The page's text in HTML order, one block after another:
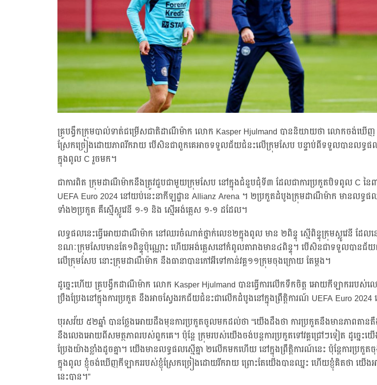
គ្រូបង្វឹកក្រុមបាល់ទាត់ជម្រើសជាតិដាណឺម៉ាក លោក Kasper Hjulmand បាននិយាយថា លោកចង់ឃើ
ស្រែកច្រៀងដោយភាពរីករាយ បើសិនជាពួកគេអាចទទួលជ័យជំនះលើក្រុមសែប បន្ទាប់ពីទទួលបានលទ្ធផ
ក្នុងពូល C រួចមក។
ជាការពិត ក្រុមដាណឺម៉ាកនឹងត្រូវជួបជាមួយក្រុមសែប នៅក្នុងជំនួបជុំទី៣ ដែលជាការប្រកួតបិទពូល C នៃពា
UEFA Euro 2024 នៅយប់នេះនាកីឡដ្ឋាន Allianz Arena ។ ២ប្រកួតដំបូងក្រុមដាណឺម៉ាក មានលទ្ធផ
ទាំង២ប្រកួត គឺស្មើស្លូវេនី ១-១ និង ស្មើអង់គ្លេស ១-១ ដដែល។
លទ្ធផលនេះធ្វើអោយដាណឺម៉ាក នៅឈរចំណាត់ថ្នាក់លេខ២ក្នុងពូល មាន ២ពិន្ទុ ស្មើពិន្ទុក្រុមស្លូវេនី ដែ
ខណៈក្រុមសែបមានតែ១ពិន្ទុប៉ុណ្ណោះ ហើយអង់គ្លេសនៅកំពូលតារាងមាន៤ពិន្ទុ។ បើសិនជាទទួលបានជ័
លើក្រុមសែប នោះក្រុមដាណឺម៉ាក នឹងធានាបានកៅអីទៅកាន់វគ្គ១១ក្រុមចុងក្រោយ តែម្តង។
ដូច្នេះហើយ គ្រូបង្វឹកដាណឺម៉ាក លោក Kasper Hjulmand បានធ្វើការលើកទឹកចិត្ត អោយកីឡាកររបស់ល
ប្រឹងប្រែងនៅក្នុងការប្រកួត នឹងអាចស្វែងរកជ័យជំនះជាលើកដំបូងនៅក្នុងព្រឹត្តិការណ៍ UEFA Euro 2024
បុរសវ័យ ៥២ឆ្នាំ បានថ្លែងអោយដឹងមុនការប្រកួតចូលមកដល់ថា “យើងដឹងថា ការប្រកួតនឹងមានភាពតាន
នឹងលេងអោយពីសមត្ថភាពរបស់ពួកគេ។ ប៉ុន្តែ ក្រុមរបស់យើងចង់បន្តការប្រកួតទៅវគ្គជ្រៅៗទៀត ដូច្នេះយ
ប្រែងយ៉ាងខ្លាំងដូចគ្នា។ យើងមានលទ្ធផលស្មើគ្នា ២លើកមកហើយ នៅក្នុងព្រឹត្តិការណ៍នេះ ប៉ុន្តែការប្រកួ
ក្នុងពូល ខ្ញុំចង់ឃើញកីឡាកររបស់ខ្ញុំស្រែកច្រៀងដោយរីករាយ ព្រោះតែយើងបានឈ្នះ ហើយខ្ញុំគិតថា យើងអា
នេះបាន។”